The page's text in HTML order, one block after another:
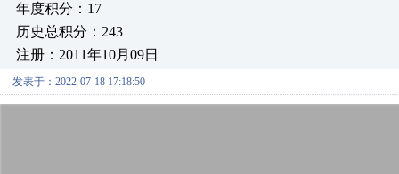
年度积分：17
历史总积分：243
注册：2011年10月09日
发表于：2022-07-18 17:18:50